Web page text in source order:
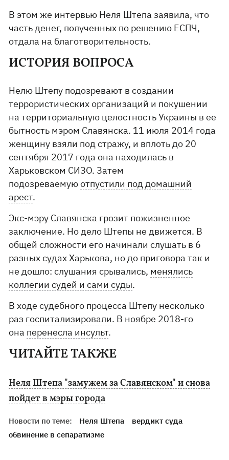
В этом же интервью Неля Штепа заявила, что
часть денег, полученных по решению ЕСПЧ,
отдала на благотворительность.
ИСТОРИЯ ВОПРОСА
Нелю Штепу подозревают в создании
террористических организаций и покушении
на территориальную целостность Украины в ее
бытность мэром Славянска. 11 июля 2014 года
женщину взяли под стражу, и вплоть до 20
сентября 2017 года она находилась в
Харьковском СИЗО. Затем
подозреваемуюотпустили под домашний
арест.
Экс-мэру Славянска грозит пожизненное
заключение. Но дело Штепы не движется. В
общей сложности его начинали слушать в 6
разных судах Харькова, но до приговора так и
не дошло: слушания срывались, менялись
коллегии судей и сами суды.
В ходе судебного процесса Штепу несколько
раз госпитализировали. В ноябре 2018-го
она перенесла инсульт.
ЧИТАЙТЕ ТАКЖЕ
Неля Штепа "замужем за Славянском" и снова
пойдет в мэры города
Новости по теме: Неля Штепа
вердикт суда
обвинение в сепаратизме